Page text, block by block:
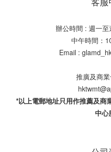
辦公時間 : 週一
中午時間：
Email :
推廣及商
*以上電郵地址只用作推薦及商
中心